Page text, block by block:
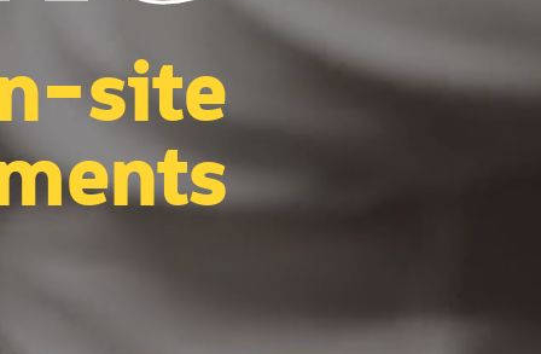
site